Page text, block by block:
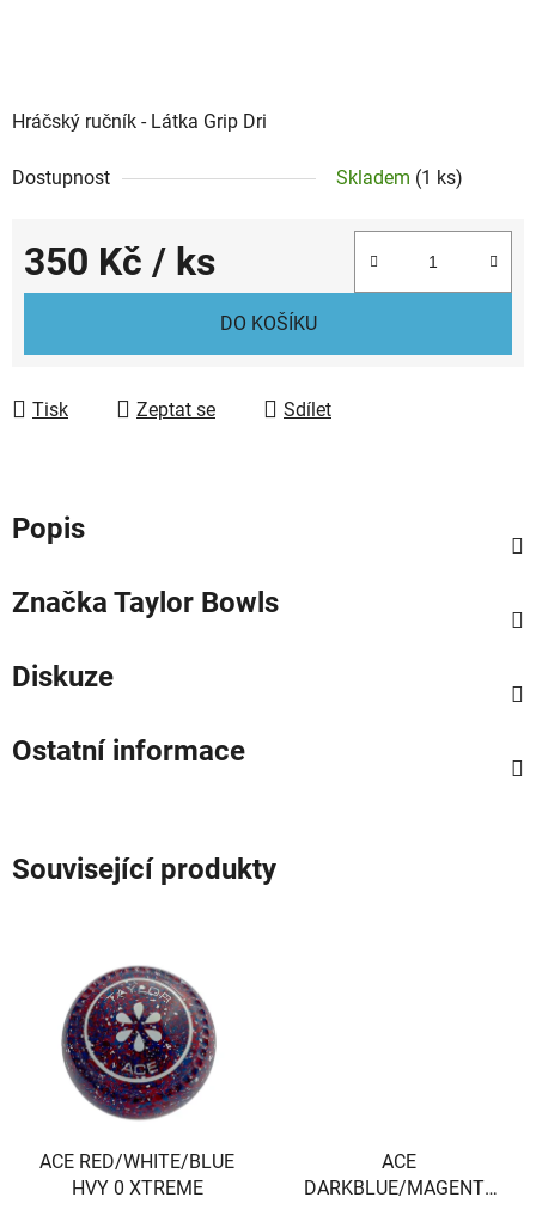
Hráčský ručník - Látka Grip Dri
Dostupnost Skladem (1 ks)
350 Kč / ks
Měrná cena:
DO KOŠÍKU
Tisk Zeptat se Sdílet
Popis
Značka Taylor Bowls
Diskuze
Ostatní informace
Související produkty
ACE RED/WHITE/BLUE
HVY 0 XTREME
ACE
DARKBLUE/MAGENTA